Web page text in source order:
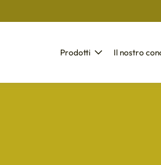
Prodotti Il nostro